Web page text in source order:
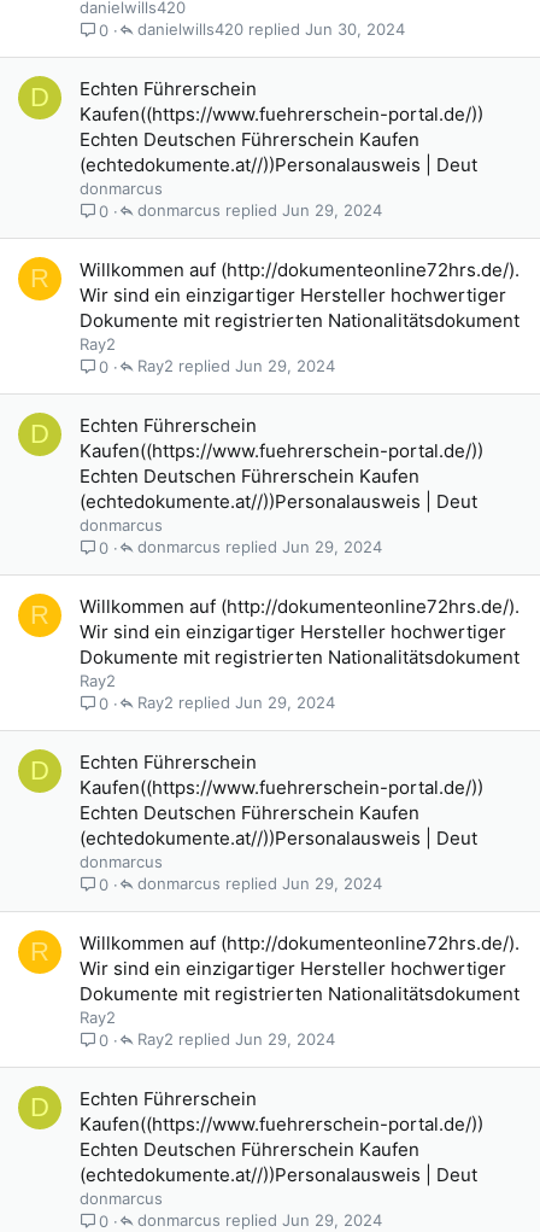
danielwills420
0
Jun 30, 2024
danielwills420
D
Echten Führerschein
Kaufen((https://www.fuehrerschein-portal.de/))
Echten Deutschen Führerschein Kaufen
(echtedokumente.at//))Personalausweis | Deut
donmarcus
0
Jun 29, 2024
donmarcus
R
Willkommen auf (http://dokumenteonline72hrs.de/).
Wir sind ein einzigartiger Hersteller hochwertiger
Dokumente mit registrierten Nationalitätsdokument
Ray2
0
Jun 29, 2024
Ray2
D
Echten Führerschein
Kaufen((https://www.fuehrerschein-portal.de/))
Echten Deutschen Führerschein Kaufen
(echtedokumente.at//))Personalausweis | Deut
donmarcus
0
Jun 29, 2024
donmarcus
R
Willkommen auf (http://dokumenteonline72hrs.de/).
Wir sind ein einzigartiger Hersteller hochwertiger
Dokumente mit registrierten Nationalitätsdokument
Ray2
0
Jun 29, 2024
Ray2
D
Echten Führerschein
Kaufen((https://www.fuehrerschein-portal.de/))
Echten Deutschen Führerschein Kaufen
(echtedokumente.at//))Personalausweis | Deut
donmarcus
0
Jun 29, 2024
donmarcus
R
Willkommen auf (http://dokumenteonline72hrs.de/).
Wir sind ein einzigartiger Hersteller hochwertiger
Dokumente mit registrierten Nationalitätsdokument
Ray2
0
Jun 29, 2024
Ray2
D
Echten Führerschein
Kaufen((https://www.fuehrerschein-portal.de/))
Echten Deutschen Führerschein Kaufen
(echtedokumente.at//))Personalausweis | Deut
donmarcus
0
Jun 29, 2024
donmarcus